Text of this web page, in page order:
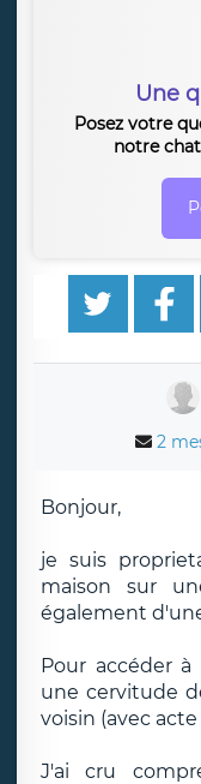
Une
Posez votre
notre
2
Bonjour,
je suis
maison sur
également
Pour accéder
une cervitude
voisin (avec
J'ai cru